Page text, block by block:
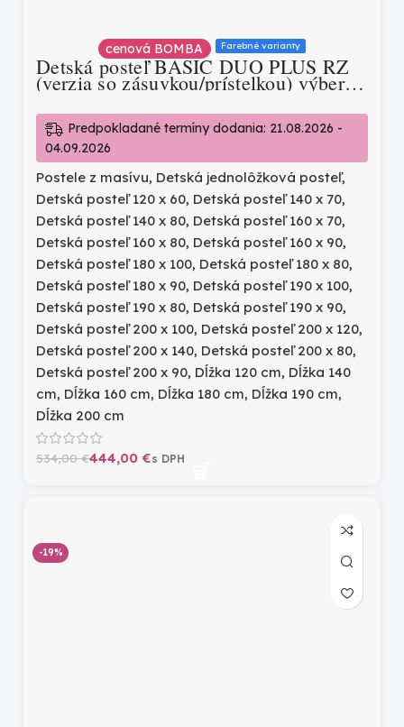
cenová BOMBA Farebné varianty
Detská posteľ BASIC DUO PLUS RZ
(verzia so zásuvkou/prístelkou) výber
farieb
Predpokladané termíny dodania: 21.08.2026 -
04.09.2026
Postele z masívu, Detská jednolôžková posteľ,
Detská posteľ 120 x 60, Detská posteľ 140 x 70,
Detská posteľ 140 x 80, Detská posteľ 160 x 70,
Detská posteľ 160 x 80, Detská posteľ 160 x 90,
Detská posteľ 180 x 100, Detská posteľ 180 x 80,
Detská posteľ 180 x 90, Detská posteľ 190 x 100,
Detská posteľ 190 x 80, Detská posteľ 190 x 90,
Detská posteľ 200 x 100, Detská posteľ 200 x 120,
Detská posteľ 200 x 140, Detská posteľ 200 x 80,
Detská posteľ 200 x 90, Dĺžka 120 cm, Dĺžka 140
cm, Dĺžka 160 cm, Dĺžka 180 cm, Dĺžka 190 cm,
Dĺžka 200 cm
534,00€444,00 €
-19%